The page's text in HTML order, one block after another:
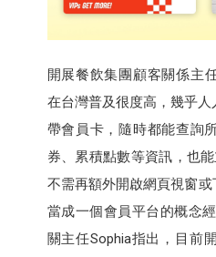
開展餐飲集團顧客關係主
在台灣普及很度高，幾乎
帶會員卡，隨時都能查詢
券、累積點數等資訊，也
不需再額外開啟網頁視窗
當成一個會員平台的概念
關主任Sophia指出，目前